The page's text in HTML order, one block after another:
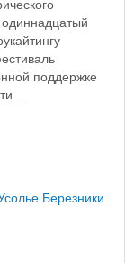
поддержке
...
Березники